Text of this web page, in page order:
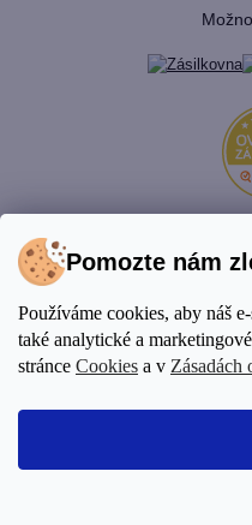
Pomozte nám
Používáme cookies, aby náš
také analytické a
stránce Cookies a v Zásadách
Shop. Všechna práva